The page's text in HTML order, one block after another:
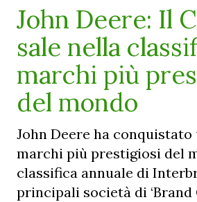
John Deere: Il
sale nella
marchi più
del mondo
John Deere ha
marchi più prestigiosi del
classifica annuale di
principali società di ‘Brand